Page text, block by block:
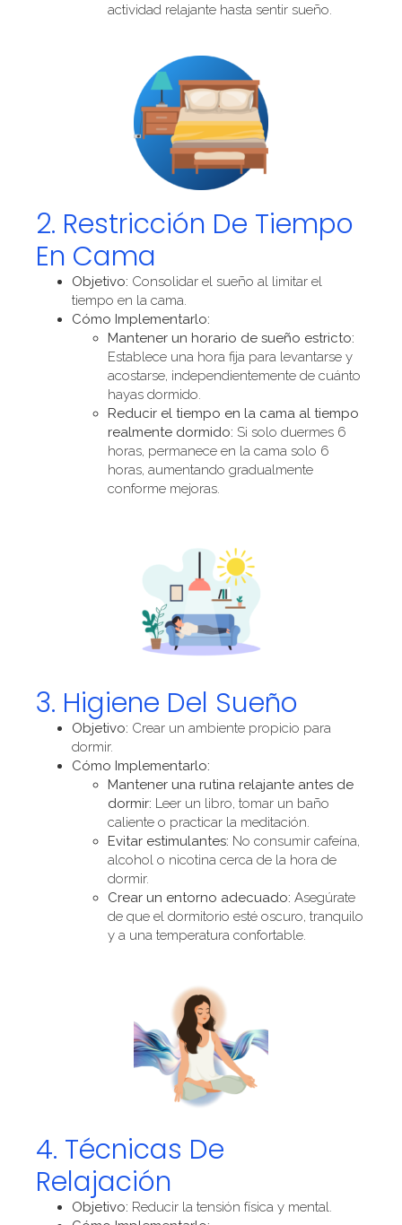
actividad relajante hasta sentir sueño.
2. Restricción De Tiempo
En Cama
Objetivo: Consolidar el sueño al limitar el
tiempo en la cama.
Cómo Implementarlo:
Mantener un horario de sueño estricto:
Establece una hora fija para levantarse y
acostarse, independientemente de cuánto
hayas dormido.
Reducir el tiempo en la cama al tiempo
realmente dormido: Si solo duermes 6
horas, permanece en la cama solo 6
horas, aumentando gradualmente
conforme mejoras.
3. Higiene Del Sueño
Objetivo: Crear un ambiente propicio para
dormir.
Cómo Implementarlo:
Mantener una rutina relajante antes de
dormir: Leer un libro, tomar un baño
caliente o practicar la meditación.
Evitar estimulantes: No consumir cafeína,
alcohol o nicotina cerca de la hora de
dormir.
Crear un entorno adecuado: Asegúrate
de que el dormitorio esté oscuro, tranquilo
y a una temperatura confortable.
4. Técnicas De
Relajación
Objetivo: Reducir la tensión física y mental.